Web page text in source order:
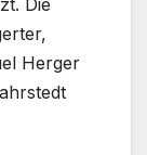
Die
Herger